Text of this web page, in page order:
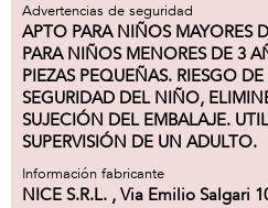
Advertencias de seguridad
APTO PARA NIÑOS MAYORES
PARA NIÑOS MENORES DE 3
PIEZAS PEQUEÑAS. RIESGO
SEGURIDAD DEL NIÑO,
SUJECIÓN DEL EMBALAJE.
SUPERVISIÓN DE UN ADULTO.
Información fabricante
NICE S.R.L. , Via Emilio Salgari